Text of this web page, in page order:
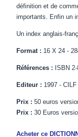
définition et de
importants. Enfin un
Un index anglais-
Format : 16 X 24 -
Références : ISBN
Editeur : 1997 - CILF
Prix : 50 euros
Prix : 30 Euros
Acheter ce